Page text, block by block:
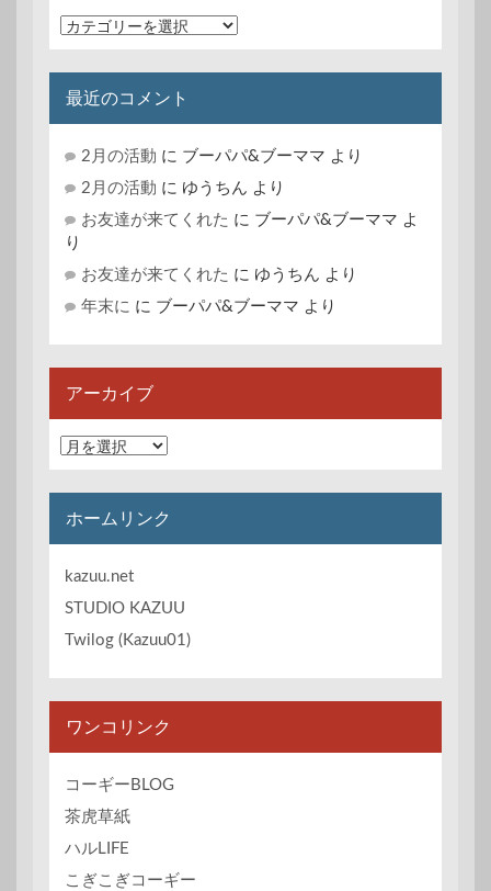
カ
テ
ゴ
リ
最近のコメント
2月の活動 に ブーパパ&ブーママ より
2月の活動 に ゆうちん より
お友達が来てくれた に ブーパパ&ブーママ よ
り
お友達が来てくれた に ゆうちん より
年末に に ブーパパ&ブーママ より
アーカイブ
ア
ー
カ
イ
ホームリンク
kazuu.net
STUDIO KAZUU
Twilog (Kazuu01)
ワンコリンク
コーギーBLOG
茶虎草紙
ハルLIFE
こぎこぎコーギー